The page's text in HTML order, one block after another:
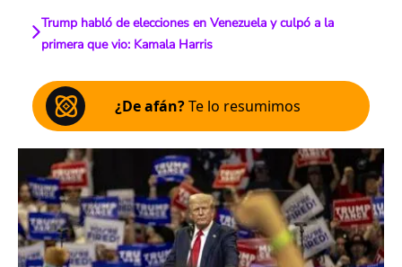
Trump habló de elecciones en Venezuela y culpó a la
primera que vio: Kamala Harris
¿De afán?Te lo resumimos